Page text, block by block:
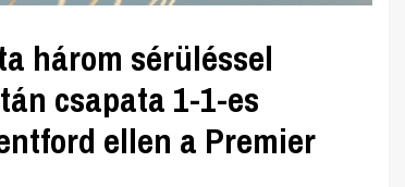
három sérüléssel
csapata 1-1-es
ellen a Premier